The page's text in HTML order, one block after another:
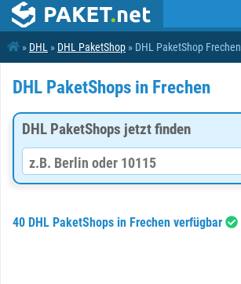
» DHL » DHL PaketShop » DHL PaketShop Frechen
DHL PaketShops in Frechen
DHL PaketShops jetzt finden
40 DHL PaketShops in Frechen verfügbar